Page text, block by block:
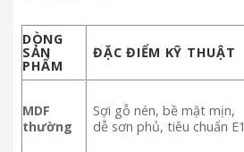
DÒNG
SẢN
PHẨM
ĐẶC ĐIỂM KỸ THUẬT
MDF
thường
Sợi gỗ nén, bề mặt mịn,
dễ sơn phủ, tiêu chuẩn E1